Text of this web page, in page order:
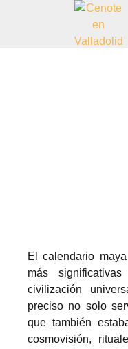
The Mayan
El calendario
más
civilización
preciso no solo
que también
cosmovisión,